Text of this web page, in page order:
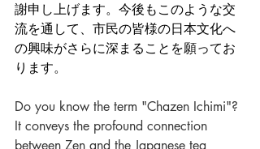
謝申し上げます。今後もこのような交
流を通して、市民の皆様の日本文化へ
の興味がさらに深まることを願ってお
ります。
Do you know the term "Chazen Ichimi"?
It conveys the profound connection
between Zen and the Japanese tea